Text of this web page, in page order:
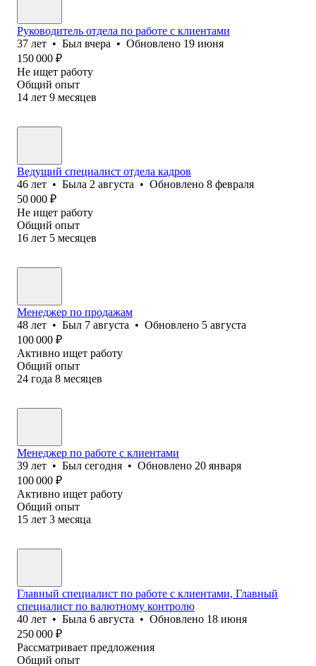
Руководитель отдела по работе с клиентами
37 лет • Был вчера • Обновлено 19 июня
150 000 ₽
Не ищет работу
Общий опыт
14 лет 9 месяцев
Ведущий специалист отдела кадров
46 лет • Была 2 августа • Обновлено 8 февраля
50 000 ₽
Не ищет работу
Общий опыт
16 лет 5 месяцев
Менеджер по продажам
48 лет • Был 7 августа • Обновлено 5 августа
100 000 ₽
Активно ищет работу
Общий опыт
24 года 8 месяцев
Менеджер по работе с клиентами
39 лет • Был сегодня • Обновлено 20 января
100 000 ₽
Активно ищет работу
Общий опыт
15 лет 3 месяца
Главный специалист по работе с клиентами, Главный
специалист по валютному контролю
40 лет • Была 6 августа • Обновлено 18 июня
250 000 ₽
Рассматривает предложения
Общий опыт